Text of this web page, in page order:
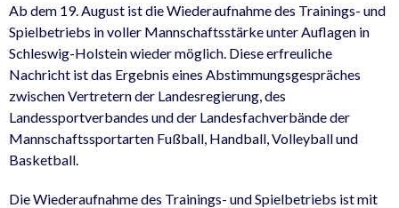
Ab dem 19. August ist die Wiederaufnahme des Trainings- und
Spielbetriebs in voller Mannschaftsstärke unter Auflagen in
Schleswig-Holstein wieder möglich. Diese erfreuliche
Nachricht ist das Ergebnis eines Abstimmungsgespräches
zwischen Vertretern der Landesregierung, des
Landessportverbandes und der Landesfachverbände der
Mannschaftssportarten Fußball, Handball, Volleyball und
Basketball.
Die Wiederaufnahme des Trainings- und Spielbetriebs ist mit